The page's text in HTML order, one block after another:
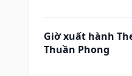
Giờ xuất hành
Thuần Phong